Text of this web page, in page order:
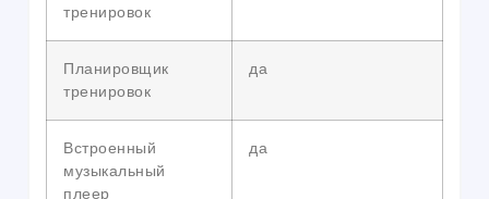
тренировок
Планировщик
тренировок
да
Встроенный
музыкальный
плеер
да